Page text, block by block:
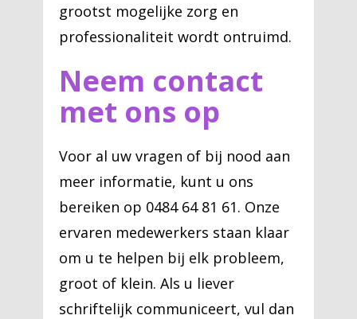
grootst mogelijke zorg en
professionaliteit wordt ontruimd.
Neem contact
met ons op
Voor al uw vragen of bij nood aan
meer informatie, kunt u ons
bereiken op 0484 64 81 61. Onze
ervaren medewerkers staan klaar
om u te helpen bij elk probleem,
groot of klein. Als u liever
schriftelijk communiceert, vul dan